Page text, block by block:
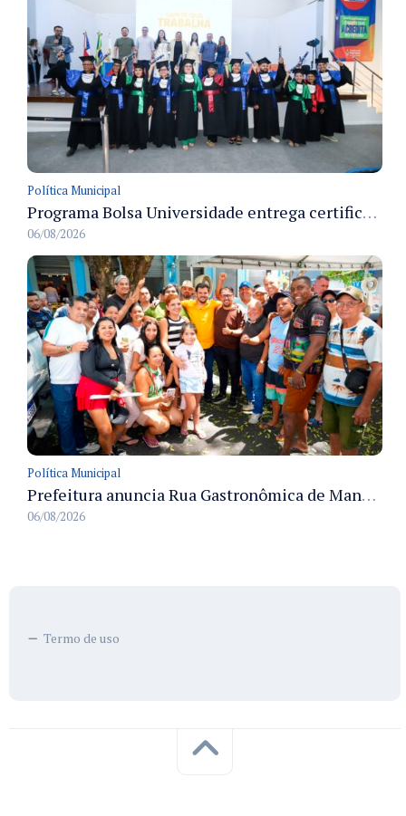
Política Municipal
Programa Bolsa Universidade entrega certificados a formandos em Manaus na sede do Executivo municipal
06/08/2026
Política Municipal
Prefeitura anuncia Rua Gastronômica de Manaus e garante alternativas para 54 ambulantes cadastrados
06/08/2026
Termo de uso